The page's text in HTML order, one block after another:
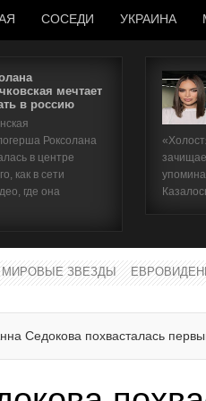
СОСЕДИ УКРАИНА
мечтает
в россию
Роксолана
в центре
как в сети
где она
МИРОВЫЕ ЗВЕЗДЫ
Седокова похвасталась